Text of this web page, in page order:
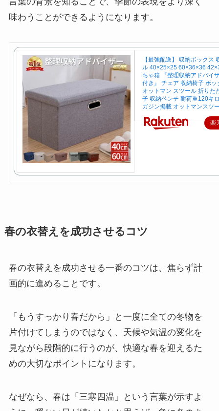
味わうことができるようになります。
【最強配送】 収納ボックス
ル 40×25×25 60×36×36
ちゃ箱 『整理収納アドバイ
付き』 チェア 収納椅子 ボッ
オットマン スツール 折りた
子 収納ベンチ 耐荷重120キ
ガジン掲載 オットマンスツ
楽
春の衣替えを成功させるコツ
春の衣替えを成功させる一番のコツは、焦らず計
画的に進めることです。
「もうすっかり春だから」と一度に全ての冬物を
片付けてしまうのではなく、天候や気温の変化を
見ながら段階的に行うのが、快適な春を迎えるた
めの大切なポイントになります。
なぜなら、春は「三寒四温」という言葉が示すよ